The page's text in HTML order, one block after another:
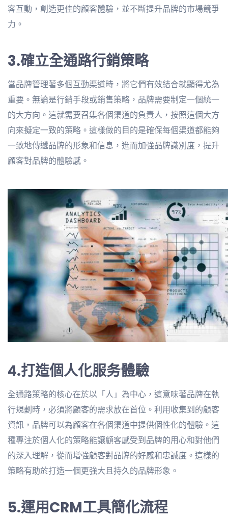
客互動，創造更佳的顧客體驗，並不斷提升品牌的市場競爭
力。
3.確立全通路行銷策略
當品牌管理著多個互動渠道時，將它們有效結合就顯得尤為
重要。無論是行銷手段或銷售策略，品牌需要制定一個統一
的大方向。這就需要召集各個渠道的負責人，按照這個大方
向來擬定一致的策略。這樣做的目的是確保每個渠道都能夠
一致地傳遞品牌的形象和信息，進而加強品牌識別度，提升
顧客對品牌的體驗感。
4.打造個人化服务體驗
全通路策略的核心在於以「人」為中心，這意味著品牌在執
行規劃時，必須將顧客的需求放在首位。利用收集到的顧客
資訊，品牌可以為顧客在各個渠道中提供個性化的體驗。這
種專注於個人化的策略能讓顧客感受到品牌的用心和對他們
的深入理解，從而增強顧客對品牌的好感和忠誠度。這樣的
策略有助於打造一個更強大且持久的品牌形象。
5.運用CRM工具簡化流程